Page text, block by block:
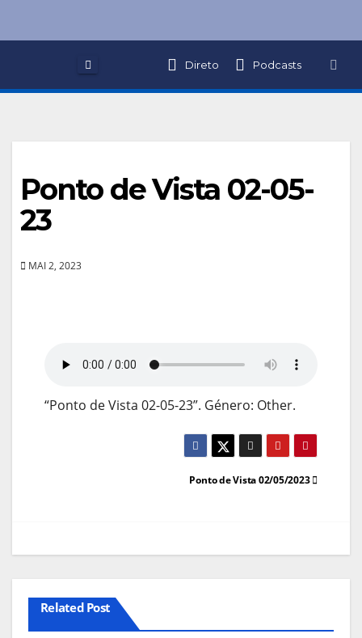
Direto Podcasts
Ponto de Vista 02-05-
23
MAI 2, 2023
“Ponto de Vista 02-05-23”. Género: Other.
Ponto de Vista 02/05/2023
Related Post